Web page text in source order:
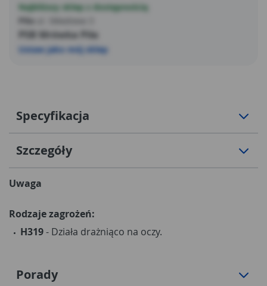
Najbliższy sklep z dostępnością
PSB Mrówka Piła
Ustaw jako mój sklep
Specyfikacja
Szczegóły
Uwaga
Rodzaje zagrożeń:
H319- Działa drażniąco na oczy.
Porady